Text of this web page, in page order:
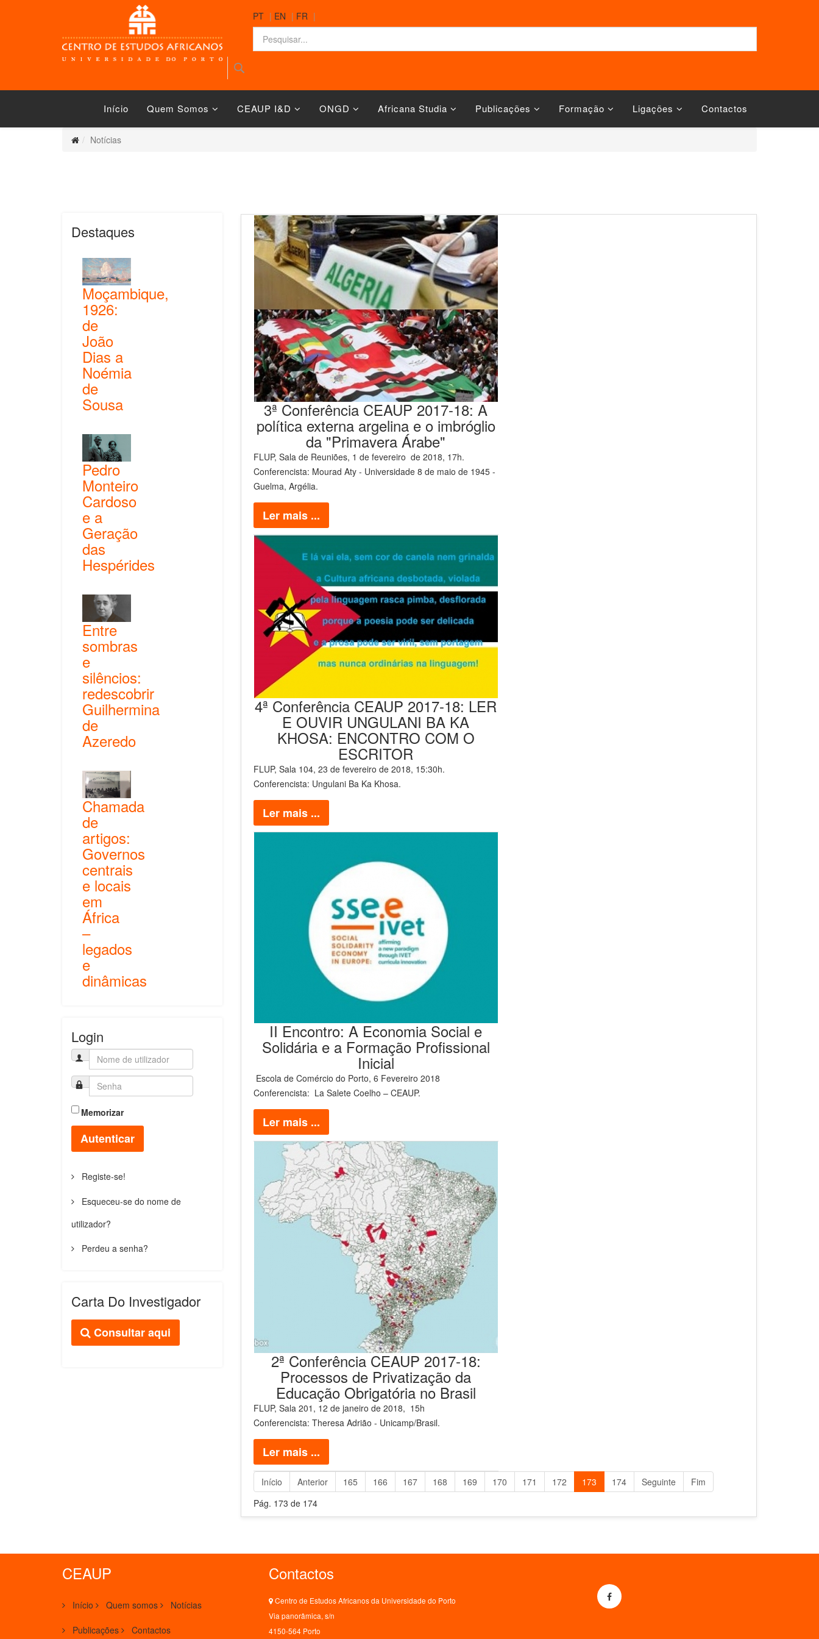
PT | EN | FR |
Início Quem Somos CEAUP I&D ONGD Africana Studia Publicações Formação Ligações Contactos
Notícias
Destaques
Moçambique,
1926:
de
João
Dias a
Noémia
de
Sousa
Pedro
Monteiro
Cardoso
e a
Geração
das
Hespérides
Entre
sombras
e
silêncios:
redescobrir
Guilhermina
de
Azeredo
Chamada
de
artigos:
Governos
centrais
e locais
em
África
–
legados
e
dinâmicas
Login
Memorizar
Autenticar
Registe-se!
Esqueceu-se do nome de
utilizador?
Perdeu a senha?
Carta Do Investigador
Consultar aqui
3ª Conferência CEAUP 2017-18: A
política externa argelina e o imbróglio
da "Primavera Árabe"
FLUP, Sala de Reuniões, 1 de fevereiro de 2018, 17h.
Conferencista: Mourad Aty - Universidade 8 de maio de 1945 -
Guelma, Argélia.
Ler mais ...
4ª Conferência CEAUP 2017-18: LER
E OUVIR UNGULANI BA KA
KHOSA: ENCONTRO COM O
ESCRITOR
FLUP, Sala 104, 23 de fevereiro de 2018, 15:30h.
Conferencista: Ungulani Ba Ka Khosa.
Ler mais ...
II Encontro: A Economia Social e
Solidária e a Formação Profissional
Inicial
Escola de Comércio do Porto, 6 Fevereiro 2018
Conferencista: La Salete Coelho – CEAUP.
Ler mais ...
2ª Conferência CEAUP 2017-18:
Processos de Privatização da
Educação Obrigatória no Brasil
FLUP, Sala 201, 12 de janeiro de 2018, 15h
Conferencista: Theresa Adrião - Unicamp/Brasil.
Ler mais ...
Início Anterior 165 166 167 168 169 170 171 172 173 174 Seguinte
Fim
Pág. 173 de 174
CEAUP
Início Quem somos Notícias
Publicações Contactos
Contactos
Centro de Estudos Africanos da Universidade do Porto
Via panorâmica, s/n
4150-564 Porto